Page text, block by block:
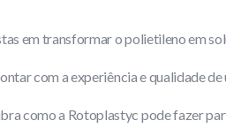
em transformar o polietileno em
com a experiência e qualidade
como a Rotoplastyc pode fazer